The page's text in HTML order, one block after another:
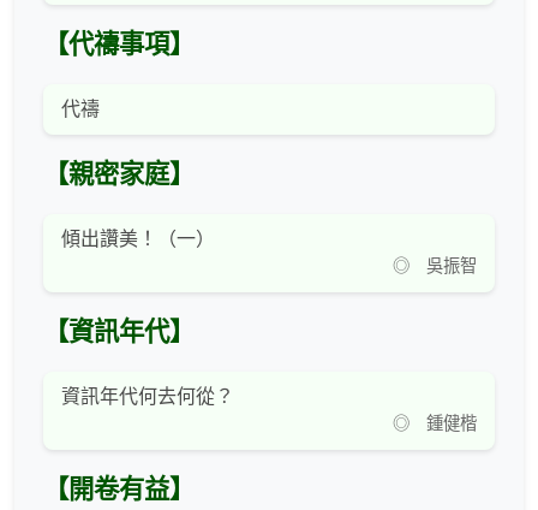
【代禱事項】
代禱
【親密家庭】
傾出讚美！（一）
◎ 吳振智
【資訊年代】
資訊年代何去何從？
◎ 鍾健楷
【開卷有益】